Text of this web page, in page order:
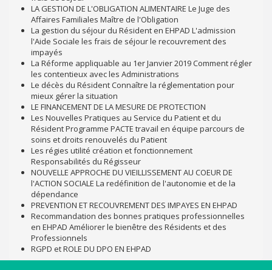
LA GESTION DE L'OBLIGATION ALIMENTAIRE Le Juge des
Affaires Familiales Maître de l'Obligation
La gestion du séjour du Résident en EHPAD L'admission
l'Aide Sociale les frais de séjour le recouvrement des
impayés
La Réforme appliquable au 1er Janvier 2019 Comment régler
les contentieux avec les Administrations
Le décès du Résident Connaître la réglementation pour
mieux gérer la situation
LE FINANCEMENT DE LA MESURE DE PROTECTION
Les Nouvelles Pratiques au Service du Patient et du
Résident Programme PACTE travail en équipe parcours de
soins et droits renouvelés du Patient
Les régies utilité création et fonctionnement
Responsabilités du Régisseur
NOUVELLE APPROCHE DU VIEILLISSEMENT AU COEUR DE
l'ACTION SOCIALE La redéfinition de l'autonomie et de la
dépendance
PREVENTION ET RECOUVREMENT DES IMPAYES EN EHPAD
Recommandation des bonnes pratiques professionnelles
en EHPAD Améliorer le bienêtre des Résidents et des
Professionnels
RGPD et ROLE DU DPO EN EHPAD